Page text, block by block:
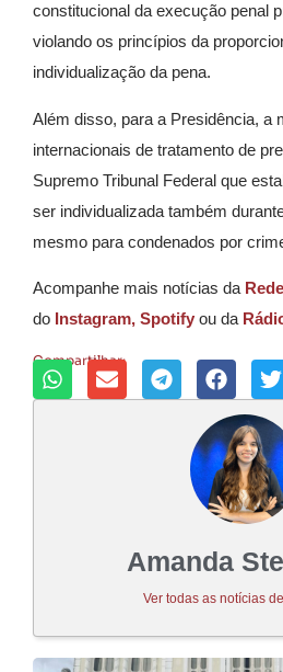
constitucional da execução penal
violando os princípios da
individualização da pena.
Além disso, para a Presidência, a
internacionais de tratamento de
Supremo Tribunal Federal que
ser individualizada também
mesmo para condenados por
Acompanhe mais notícias da
do Instagram, Spotify ou da
Compartilhar:
Amanda
Ver todas as notícias